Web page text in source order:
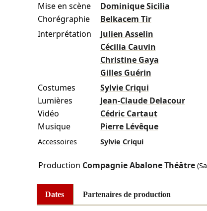
Mise en scène
Dominique Sicilia
Chorégraphie
Belkacem Tir
Interprétation
Julien Asselin
Cécilia Cauvin
Christine Gaya
Gilles Guérin
Costumes
Sylvie Criqui
Lumières
Jean-Claude Delacour
Vidéo
Cédric Cartaut
Musique
Pierre Lévêque
Accessoires Sylvie Criqui
Production Compagnie Abalone Théâtre
Dates Partenaires de production